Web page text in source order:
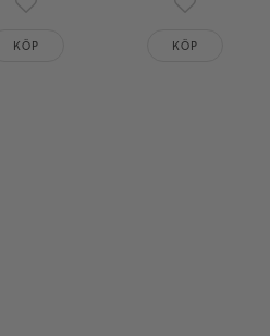
Lägg till i favoriter
KÖP
Lägg till i
KÖP